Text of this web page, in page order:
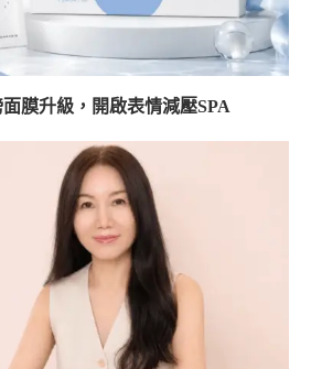
膜升級，開啟表情減壓SPA